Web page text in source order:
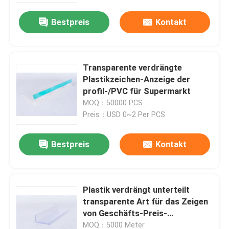
Videos
Bestpreis Kontakt
Transparente verdrängte
Plastikzeichen-Anzeige der
profil-/PVC für Supermarkt
MOQ：50000 PCS
Preis：USD 0~2 Per PCS
Bestpreis Kontakt
Plastik verdrängt unterteilt
transparente Art für das Zeigen
von Geschäfts-Preis-
Informationen
MOQ：5000 Meter